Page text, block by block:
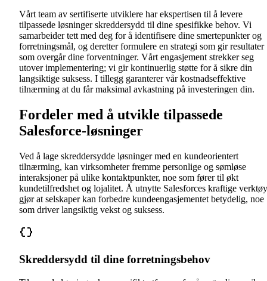
Vårt team av sertifiserte utviklere har ekspertisen til å levere
tilpassede løsninger skreddersydd til dine spesifikke behov. Vi
samarbeider tett med deg for å identifisere dine smertepunkter og
forretningsmål, og deretter formulere en strategi som gir resultater
som overgår dine forventninger. Vårt engasjement strekker seg
utover implementering; vi gir kontinuerlig støtte for å sikre din
langsiktige suksess. I tillegg garanterer vår kostnadseffektive
tilnærming at du får maksimal avkastning på investeringen din.
Fordeler med å utvikle tilpassede
Salesforce-løsninger
Ved å lage skreddersydde løsninger med en kundeorientert
tilnærming, kan virksomheter fremme personlige og sømløse
interaksjoner på ulike kontaktpunkter, noe som fører til økt
kundetilfredshet og lojalitet. Å utnytte Salesforces kraftige verktøy
gjør at selskaper kan forbedre kundeengasjementet betydelig, noe
som driver langsiktig vekst og suksess.
Skreddersydd til dine forretningsbehov